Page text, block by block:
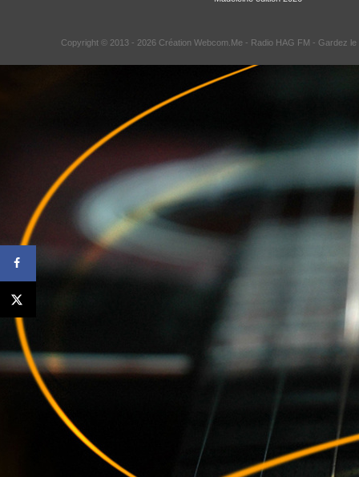
Copyright © 2013 - 2026 Création Webcom.Me - Radio HAG FM - Gardez le